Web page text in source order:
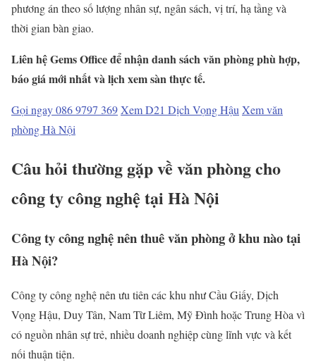
phương án theo số lượng nhân sự, ngân sách, vị trí, hạ tầng và
thời gian bàn giao.
Liên hệ Gems Office để nhận danh sách văn phòng phù hợp,
báo giá mới nhất và lịch xem sàn thực tế.
Gọi ngay 086 9797 369Xem D21 Dịch Vọng Hậu Xem văn
phòng Hà Nội
Câu hỏi thường gặp về văn phòng cho
công ty công nghệ tại Hà Nội
Công ty công nghệ nên thuê văn phòng ở khu nào tại
Hà Nội?
Công ty công nghệ nên ưu tiên các khu như Cầu Giấy, Dịch
Vọng Hậu, Duy Tân, Nam Từ Liêm, Mỹ Đình hoặc Trung Hòa vì
có nguồn nhân sự trẻ, nhiều doanh nghiệp cùng lĩnh vực và kết
nối thuận tiện.